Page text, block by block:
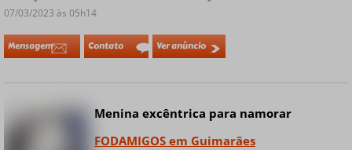
07/03/2023 às 05h14
Mensagem Contato Ver anúncio
Menina excêntrica para namorar
FODAMIGOS em Guimarães